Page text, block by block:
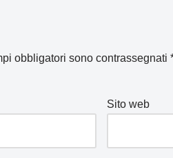
obbligatori sono contrassegnati
Sito web